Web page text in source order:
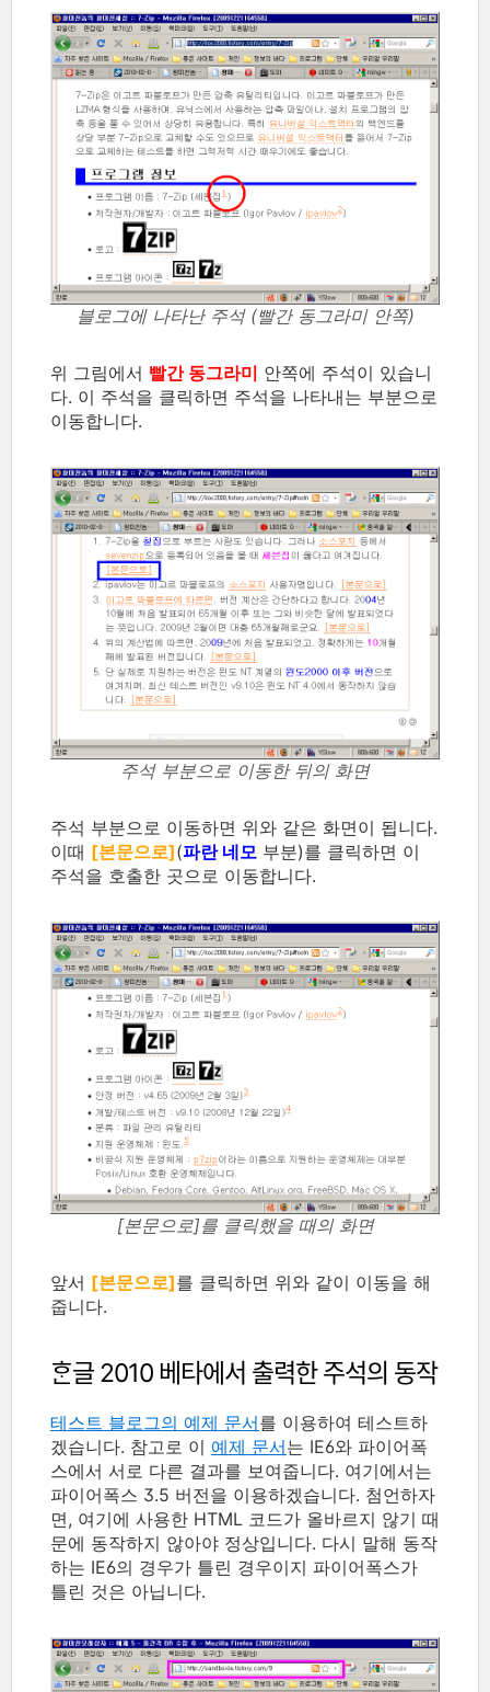
블로그에 나타난 주석 (빨간 동그라미 안쪽)
위 그림에서 빨간 동그라미 안쪽에 주석이 있습니
다. 이 주석을 클릭하면 주석을 나타내는 부분으로
이동합니다.
주석 부분으로 이동한 뒤의 화면
주석 부분으로 이동하면 위와 같은 화면이 됩니다.
이때 [본문으로](파란 네모 부분)를 클릭하면 이
주석을 호출한 곳으로 이동합니다.
[본문으로]를 클릭했을 때의 화면
앞서 [본문으로]를 클릭하면 위와 같이 이동을 해
줍니다.
ᄒᆞᆫ글 2010 베타에서 출력한 주석의 동작
테스트 블로그의 예제 문서를 이용하여 테스트하
겠습니다. 참고로 이 예제 문서는 IE6와 파이어폭
스에서 서로 다른 결과를 보여줍니다. 여기에서는
파이어폭스 3.5 버전을 이용하겠습니다. 첨언하자
면, 여기에 사용한 HTML 코드가 올바르지 않기 때
문에 동작하지 않아야 정상입니다. 다시 말해 동작
하는 IE6의 경우가 틀린 경우이지 파이어폭스가
틀린 것은 아닙니다.